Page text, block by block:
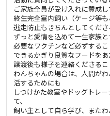
ご家族全員が受け入れに賛成
終生完全室内飼い（ケージ等も
逃走防止もきちんとしてくださ
ずっと愛情を込めて一生家族と
必要なワクチンなど必ずするこ
できるかぎり良質なフードを
譲渡後も様子を連絡くださるこ
わんちゃんの場合は、人間が
活するためにも
しつけかた教室やドッグトレ
て、
飼い主として自ら学び、また